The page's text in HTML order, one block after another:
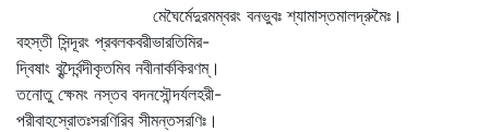
মেঘৈর্মেদুরমম্বরং বনভুবঃ শ্যামাস্তমালদ্রুমৈঃ।
বহস্তী সিন্দূরং প্রবলকবরীভারতিমির-
দ্বিষাং বৃন্দৈর্বন্দীকৃতমিব নবীনার্ককিরণম্‌।
তনোতু ক্ষেমং নস্তব বদনসৌন্দর্যলহরী-
পরীবাহস্রোতঃসরণিরিব সীমন্তসরণিঃ।